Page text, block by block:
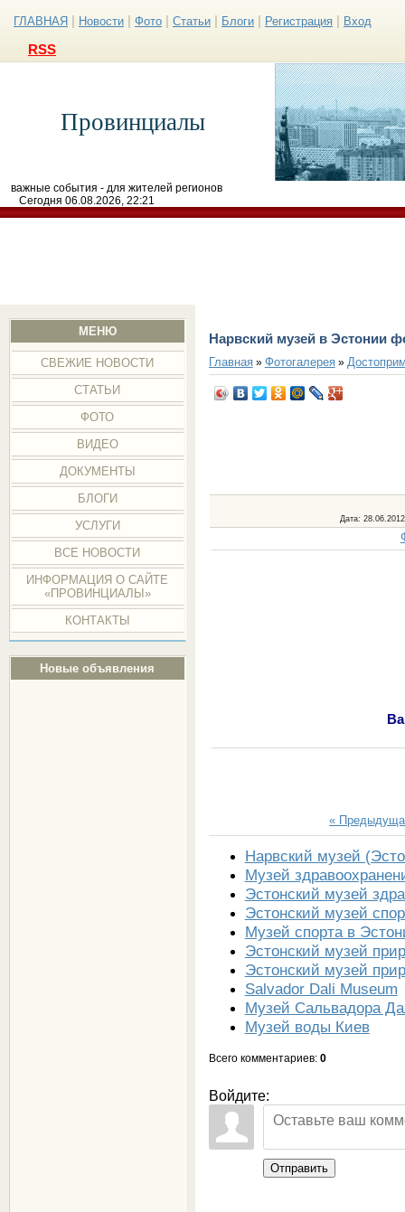
ГЛАВНАЯ Новости Фото Статьи Блоги Регистрация Вход
RSS
Провинциалы
важные события - для жителей регионов
Сегодня 06.08.2026, 22:21
МЕНЮ
СВЕЖИЕ НОВОСТИ
СТАТЬИ
ФОТО
ВИДЕО
ДОКУМЕНТЫ
БЛОГИ
УСЛУГИ
ВСЕ НОВОСТИ
ИНФОРМАЦИЯ О САЙТЕ
«ПРОВИНЦИАЛЫ»
КОНТАКТЫ
Новые объявления
Нарвский музей в Эстонии
Главная» Фотогалерея»
Дата:
«
Нарвский музей
Музей
Эстонский музей
Эстонский музей
Музей спорта в
Эстонский музей
Эстонский музей
Salvador Dali Museum
Музей Сальвадора
Музей воды Киев
Всего комментариев: 0
Войдите:
Отправить